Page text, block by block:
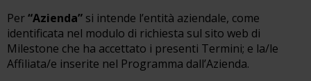
Per“Azienda” si intende l’entità aziendale, come
identificata nel modulo di richiesta sul sito web di
Milestone che ha accettato i presenti Termini; e la/le
Affiliata/e inserite nel Programma dall’Azienda.